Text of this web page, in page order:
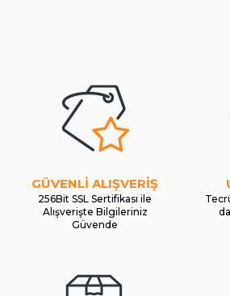
GÜVENLİ ALIŞVERİŞ
256Bit SSL Sertifikası ile
Alışverişte Bilgileriniz
Güvende